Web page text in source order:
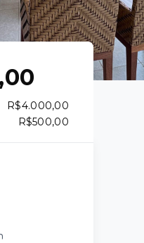
R$4.000,00
R$500,00